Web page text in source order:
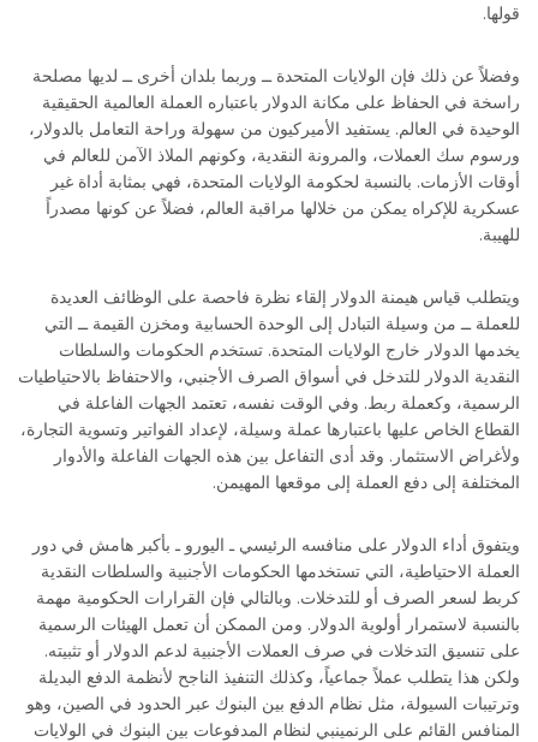
قولها.
وفضلاً عن ذلك فإن الولايات المتحدة ــ وربما بلدان أخرى ــ لديها مصلحة
راسخة في الحفاظ على مكانة الدولار باعتباره العملة العالمية الحقيقية
الوحيدة في العالم. يستفيد الأميركيون من سهولة وراحة التعامل بالدولار،
ورسوم سك العملات، والمرونة النقدية، وكونهم الملاذ الآمن للعالم في
أوقات الأزمات. بالنسبة لحكومة الولايات المتحدة، فهي بمثابة أداة غير
عسكرية للإكراه يمكن من خلالها مراقبة العالم، فضلاً عن كونها مصدراً
للهيبة.
ويتطلب قياس هيمنة الدولار إلقاء نظرة فاحصة على الوظائف العديدة
للعملة ــ من وسيلة التبادل إلى الوحدة الحسابية ومخزن القيمة ــ التي
يخدمها الدولار خارج الولايات المتحدة. تستخدم الحكومات والسلطات
النقدية الدولار للتدخل في أسواق الصرف الأجنبي، والاحتفاظ بالاحتياطيات
الرسمية، وكعملة ربط. وفي الوقت نفسه، تعتمد الجهات الفاعلة في
القطاع الخاص عليها باعتبارها عملة وسيلة، لإعداد الفواتير وتسوية التجارة،
ولأغراض الاستثمار. وقد أدى التفاعل بين هذه الجهات الفاعلة والأدوار
المختلفة إلى دفع العملة إلى موقعها المهيمن.
ويتفوق أداء الدولار على منافسه الرئيسي ـ اليورو ـ بأكبر هامش في دور
العملة الاحتياطية، التي تستخدمها الحكومات الأجنبية والسلطات النقدية
كربط لسعر الصرف أو للتدخلات. وبالتالي فإن القرارات الحكومية مهمة
بالنسبة لاستمرار أولوية الدولار. ومن الممكن أن تعمل الهيئات الرسمية
على تنسيق التدخلات في صرف العملات الأجنبية لدعم الدولار أو تثبيته.
ولكن هذا يتطلب عملاً جماعياً، وكذلك التنفيذ الناجح لأنظمة الدفع البديلة
وترتيبات السيولة، مثل نظام الدفع بين البنوك عبر الحدود في الصين، وهو
المنافس القائم على الرنمينبي لنظام المدفوعات بين البنوك في الولايات